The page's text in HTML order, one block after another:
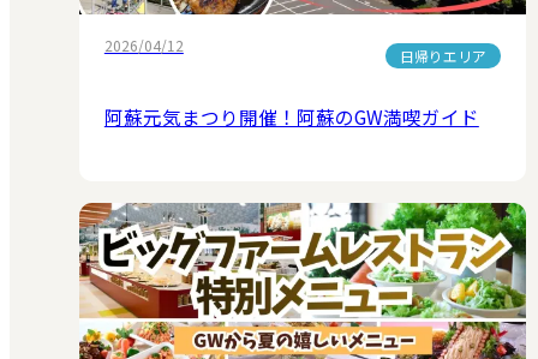
2026/04/12
日帰りエリア
阿蘇元気まつり開催！阿蘇のGW満喫ガイド